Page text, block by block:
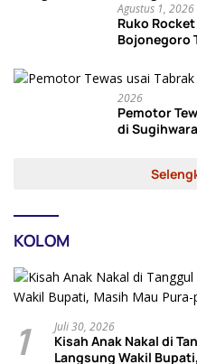
Agustus 1, 2026
Ruko
Bojonegoro
2026
Pemotor
di
KOLOM
1 Juli 30, 2026
Kisah Anak Nakal di
Langsung Wakil